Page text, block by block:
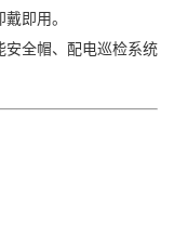
即用。
安全帽、配电巡检系统